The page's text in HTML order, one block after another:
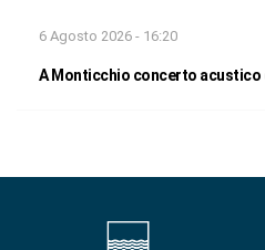
6 Agosto 2026 - 16:20
A Monticchio concerto acustico